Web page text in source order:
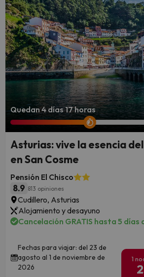
Quedan 4 días 17 horas
Asturias: vive la esencia
en San Cosme
Pensión El Chisco
8.9 813 opiniones
Cudillero, Asturias
Alojamiento y desayuno
Cancelación GRATIS hasta 5 días
Fechas para viajar: del 23 de
agosto al 1 de noviembre de
2026
1